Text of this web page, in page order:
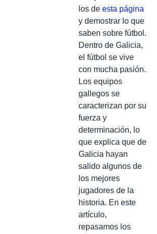
los de esta página
y demostrar lo que
saben sobre fútbol.
Dentro de Galicia,
el fútbol se vive
con mucha pasión.
Los equipos
gallegos se
caracterizan por su
fuerza y
determinación, lo
que explica que de
Galicia hayan
salido algunos de
los mejores
jugadores de la
historia. En este
artículo,
repasamos los